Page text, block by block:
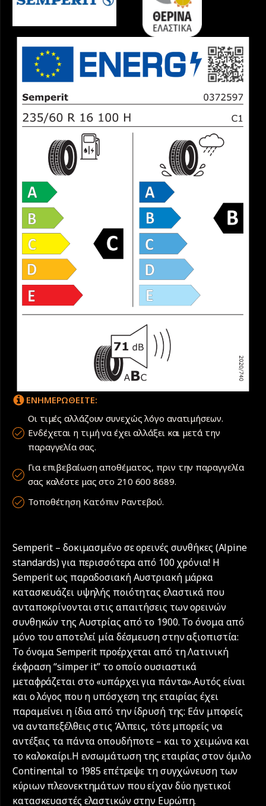
ΕΝΗΜΕΡΩΘΕΙΤΕ:
Οι τιμές αλλάζουν συνεχώς λόγο ανατιμήσεων.
Ενδέχεται η τιμή να έχει αλλάξει και μετά την
παραγγελία σας.
Για επιβεβαίωση αποθέματος, πριν την παραγγελία
σας καλέστε μας στο 210 600 8689.
Τοποθέτηση Κατόπιν Ραντεβού.
Semperit – δοκιμασμένο σε ορεινές συνθήκες (Alpine
standards) για περισσότερα από 100 χρόνια! Η
Semperit ως παραδοσιακή Αυστριακή μάρκα
κατασκευάζει υψηλής ποιότητας ελαστικά που
ανταποκρίνονται στις απαιτήσεις των ορεινών
συνθηκών της Αυστρίας από το 1900. Το όνομα από
μόνο του αποτελεί μία δέσμευση στην αξιοπιστία:
Το όνομα Semperit προέρχεται από τη Λατινική
έκφραση “simper it” το οποίο ουσιαστικά
μεταφράζεται στο «υπάρχει για πάντα».Αυτός είναι
και ο λόγος που η υπόσχεση της εταιρίας έχει
παραμείνει η ίδια από την ίδρυσή της: Εάν μπορείς
να ανταπεξέλθεις στις Άλπεις, τότε μπορείς να
αντέξεις τα πάντα οπουδήποτε – και το χειμώνα και
το καλοκαίρι.Η ενσωμάτωση της εταιρίας στον όμιλο
Continental το 1985 επέτρεψε τη συγχώνευση των
κύριων πλεονεκτημάτων που είχαν δύο ηγετικοί
κατασκευαστές ελαστικών στην Ευρώπη.